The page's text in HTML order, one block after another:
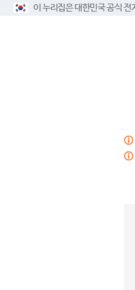
이 누리집은 대한민국 공식 전